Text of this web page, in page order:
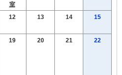
室
12 13 14 15
19 20 21 22